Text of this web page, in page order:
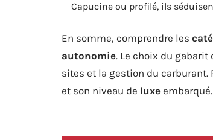
Capucine ou profilé, ils
En somme, comprendre les
autonomie. Le choix du
sites et la gestion du
et son niveau de luxe embarqué.